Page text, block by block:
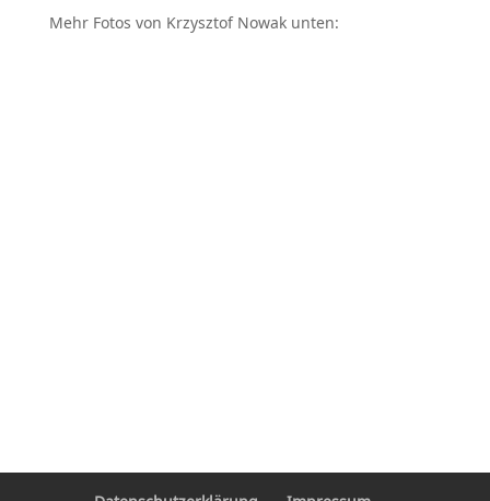
Mehr Fotos von Krzysztof Nowak unten: